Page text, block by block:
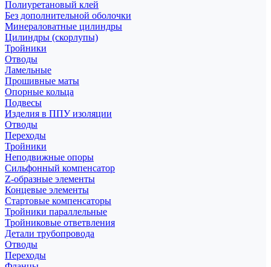
Полиуретановый клей
Без дополнительной оболочки
Минераловатные цилиндры
Цилиндры (скорлупы)
Тройники
Отводы
Ламельные
Прошивные маты
Опорные кольца
Подвесы
Изделия в ППУ изоляции
Отводы
Переходы
Тройники
Неподвижные опоры
Cильфонный компенсатор
Z-образные элементы
Концевые элементы
Стартовые компенсаторы
Тройники параллельные
Тройниковые ответвления
Детали трубопровода
Отводы
Переходы